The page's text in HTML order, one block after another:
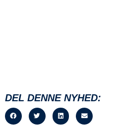
DEL DENNE NYHED: